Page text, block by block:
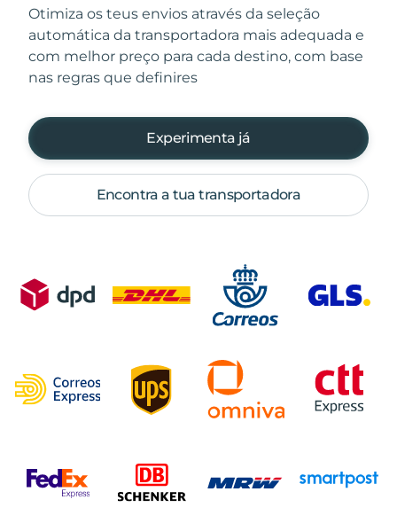
Otimiza os teus envios através da seleção
automática da transportadora mais adequada e
com melhor preço para cada destino, com base
nas regras que definires
Experimenta já
Encontra a tua transportadora